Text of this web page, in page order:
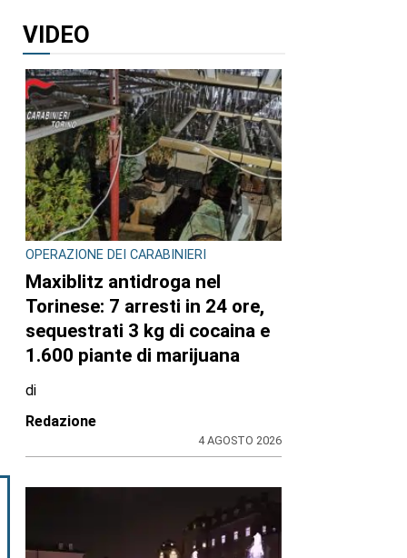
VIDEO
OPERAZIONE DEI CARABINIERI
Maxiblitz antidroga nel
Torinese: 7 arresti in 24 ore,
sequestrati 3 kg di cocaina e
1.600 piante di marijuana
di
Redazione
4 AGOSTO 2026